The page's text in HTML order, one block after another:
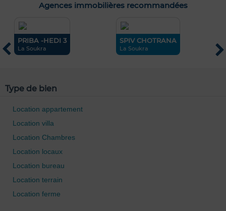
Agences immobilières recommandées
PRIBA -HEDI 3
La Soukra
SPIV CHOTRANA
La Soukra
Type de bien
Location appartement
Location villa
Location Chambres
Location locaux
Location bureau
Location terrain
Location ferme